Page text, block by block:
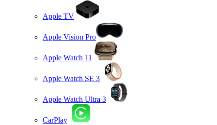
Apple TV
Apple Vision Pro
Apple Watch 11
Apple Watch SE 3
Apple Watch Ultra 3
CarPlay